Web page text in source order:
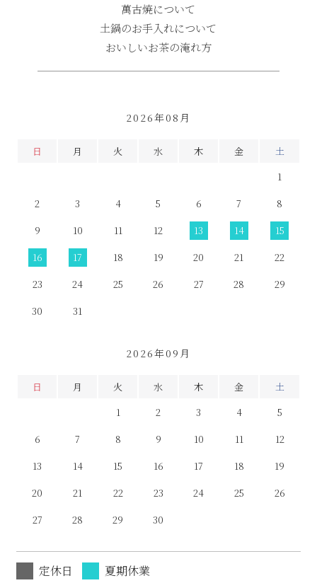
萬古焼について
土鍋のお手入れについて
おいしいお茶の淹れ方
2026年08月
日 月 火 水 木 金
土
1
2
3 4 5 6 7
8
9
10 11 12 13 14
15
16
17 18 19 20 21
22
23
24 25 26 27 28
29
30
31
2026年09月
日 月 火 水 木 金
土
1
2 3 4
5
6
7 8 9 10 11
12
13
14 15 16 17 18
19
20
21 22 23 24 25
26
27
28 29 30
定休日 夏期休業